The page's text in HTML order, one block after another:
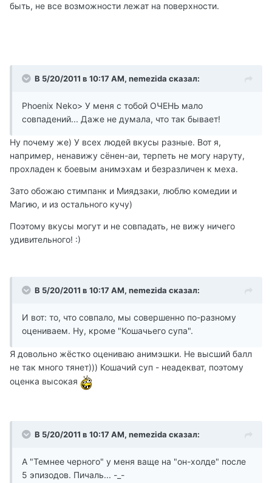
быть, не все возможности лежат на поверхности.
В 5/20/2011 в 10:17 AM, nemezida сказал:
Phoenix Neko> У меня с тобой ОЧЕНЬ мало
совпадений... Даже не думала, что так бывает!
Ну почему же) У всех людей вкусы разные. Вот я,
например, ненавижу сёнен-аи, терпеть не могу наруту,
прохладен к боевым анимэхам и безразличен к меха.
Зато обожаю стимпанк и Миядзаки, люблю комедии и
Магию, и из остального кучу)
Поэтому вкусы могут и не совпадать, не вижу ничего
удивительного! :)
В 5/20/2011 в 10:17 AM, nemezida сказал:
И вот: то, что совпало, мы совершенно по-разному
оцениваем. Ну, кроме "Кошачьего супа".
Я довольно жёстко оцениваю анимэшки. Не высший балл
не так много тянет))) Кошачий суп - неадекват, поэтому
оценка высокая
В 5/20/2011 в 10:17 AM, nemezida сказал:
А "Темнее черного" у меня ваще на "он-холде" после
5 эпизодов. Пичаль... -_-